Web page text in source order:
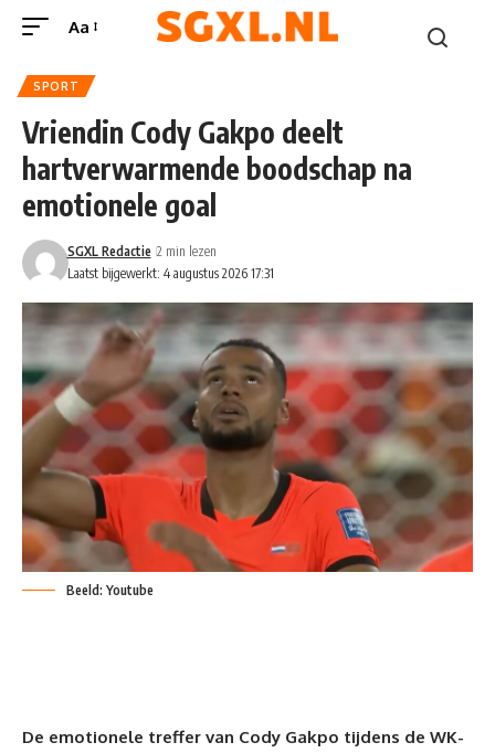
Aa
SPORT
Vriendin Cody Gakpo deelt
hartverwarmende boodschap na
emotionele goal
Laatst bijgewerkt: 4 augustus 2026 17:31
SGXL Redactie 2 min lezen
Beeld: Youtube
De emotionele treffer van Cody Gakpo tijdens de WK-